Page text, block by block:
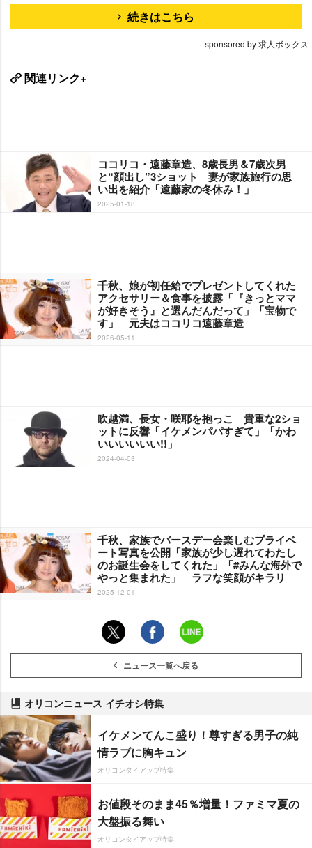
続きはこちら
sponsored by 求人ボックス
関連リンク+
ココリコ・遠藤章造、8歳長男＆7歳次男
と“顔出し”3ショット 妻が家族旅行の思
い出を紹介「遠藤家の冬休み！」
2025-01-18
千秋、娘が初任給でプレゼントしてくれた
アクセサリー＆食事を披露「『きっとママ
が好きそう』と選んだんだって」「宝物で
す」 元夫はココリコ遠藤章造
2026-05-11
吹越満、長女・咲耶を抱っこ 貴重な2ショ
ットに反響「イケメンパパすぎて」「かわ
いいいいいい!!」
2024-04-03
千秋、家族でバースデー会楽しむプライベ
ート写真を公開「家族が少し遅れてわたし
のお誕生会をしてくれた」「#みんな海外で
っと集まれた」 ラフな笑顔がキラリ
2025-12-01
ニュース一覧へ戻る
オリコンニュース イチオシ特集
イケメンてんこ盛り！尊すぎる男子の純
情ラブに胸キュン
オリコンタイアップ特集
お値段そのまま45％増量！ファミマ夏の
大盤振る舞い
オリコンタイアップ特集